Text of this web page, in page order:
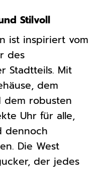
Stilvoll
ist inspiriert vom
des
Stadtteils. Mit
dem
dem robusten
Uhr für alle,
dennoch
Die West
der jedes